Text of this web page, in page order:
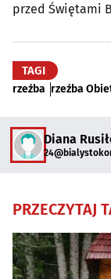
przed Świętami
TAGI
rzeźba rzeźba
Diana
PRZECZYTAJ